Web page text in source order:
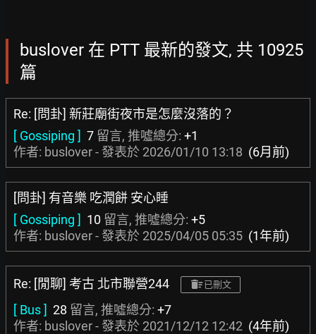
buslover 在 PTT 最新的發文, 共 10925
篇
Re: [問卦] 新莊廟街夜市是怎麼沒落的？
[ Gossiping ] 7 留言, 推噓總分: +1
作者: buslover - 發表於 2026/01/10 13:18 (6月前)
[問卦] 有音樂 吃潤餅 安心睡
[ Gossiping ] 10 留言, 推噓總分: +5
作者: buslover - 發表於 2025/04/05 05:35 (1年前)
Re: [閒聊] 考古 北市聯營244 已刪文
[ Bus ] 28 留言, 推噓總分: +7
作者: buslover - 發表於 2021/12/12 12:42 (4年前)